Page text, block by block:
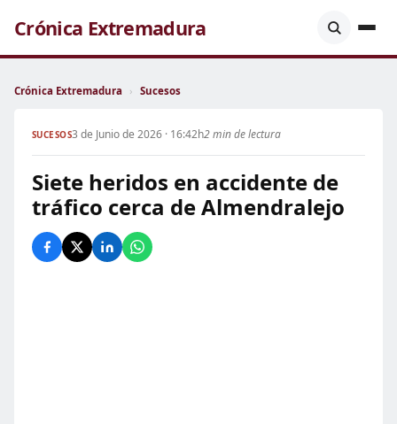
Crónica Extremadura
Crónica Extremadura › Sucesos
SUCESOS3 de Junio de 2026 · 16:42h2 min de lectura
Siete heridos en accidente de
tráfico cerca de Almendralejo